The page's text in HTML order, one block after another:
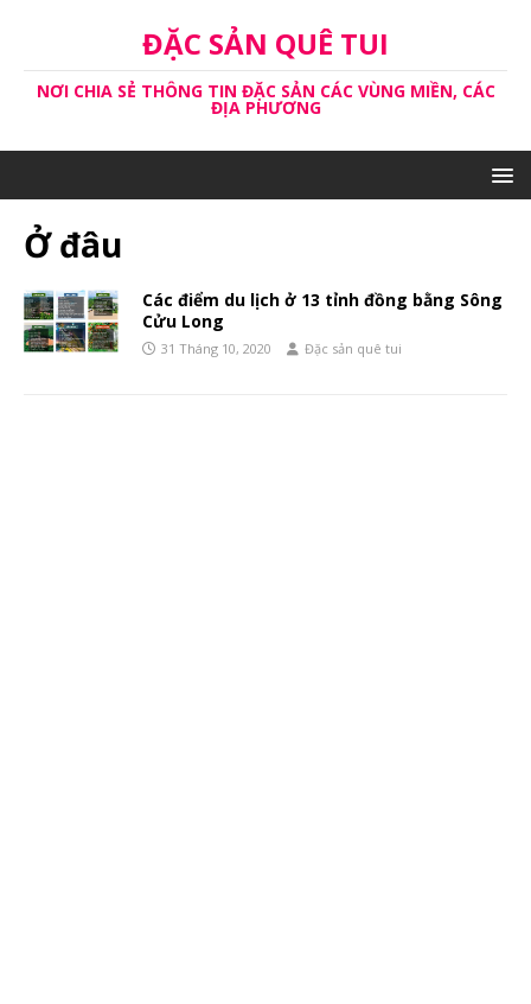
ĐẶC SẢN QUÊ TUI
NƠI CHIA SẺ THÔNG TIN ĐẶC SẢN CÁC VÙNG MIỀN, CÁC
ĐỊA PHƯƠNG
Ở đâu
Các điểm du lịch ở 13 tỉnh đồng bằng Sông
Cửu Long
31 Tháng 10, 2020 Đặc sản quê tui